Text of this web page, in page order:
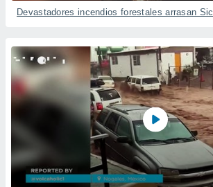
Devastadores incendios forestales arrasan